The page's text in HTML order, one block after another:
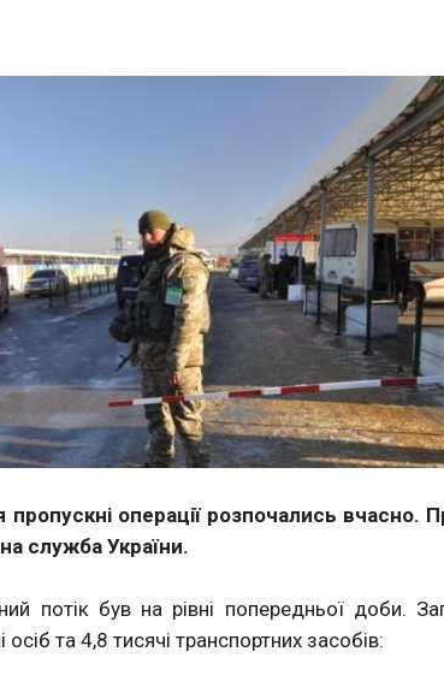
пропускні операції розпочались вчасно.
служба України.
потік був на рівні попередньої доби.
та 4,8 тисячі транспортних засобів: